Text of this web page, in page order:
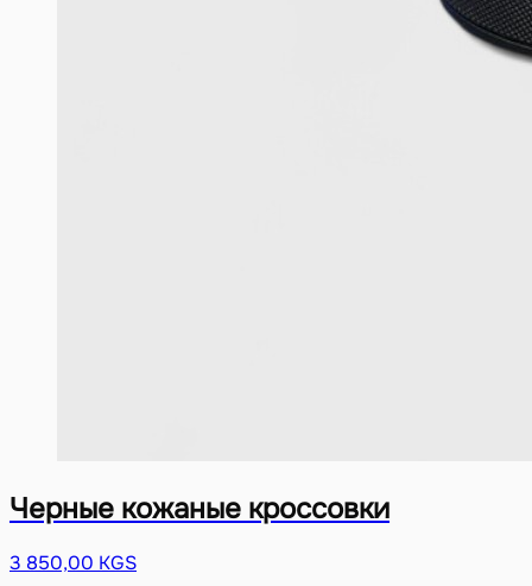
Черные кожаные кроссовки
3 850,00 KGS